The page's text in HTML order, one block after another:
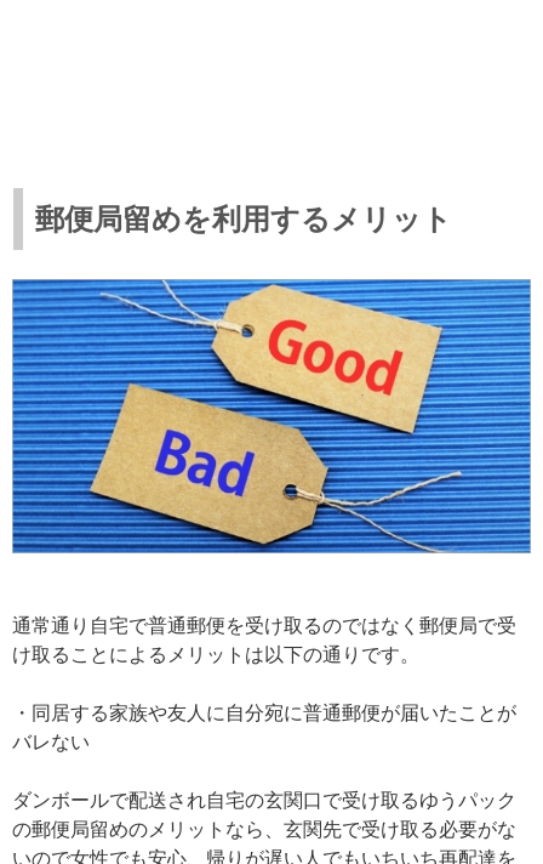
郵便局留めを利用するメリット
通常通り自宅で普通郵便を受け取るのではなく郵便局で受
け取ることによるメリットは以下の通りです。
・同居する家族や友人に自分宛に普通郵便が届いたことが
バレない
ダンボールで配送され自宅の玄関口で受け取るゆうパック
の郵便局留めのメリットなら、玄関先で受け取る必要がな
いので女性でも安心、帰りが遅い人でもいちいち再配達を